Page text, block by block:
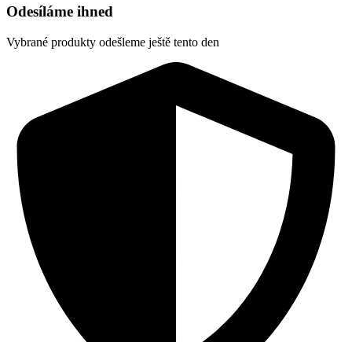
Odesíláme ihned
Vybrané produkty odešleme ještě tento den